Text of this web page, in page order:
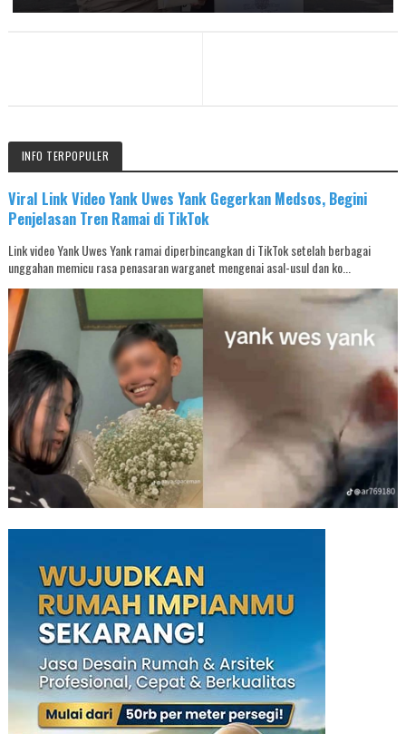
INFO TERPOPULER
Viral Link Video Yank Uwes Yank Gegerkan Medsos, Begini
Penjelasan Tren Ramai di TikTok
Link video Yank Uwes Yank ramai diperbincangkan di TikTok setelah berbagai
unggahan memicu rasa penasaran warganet mengenai asal-usul dan ko...